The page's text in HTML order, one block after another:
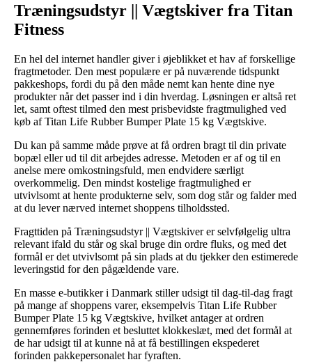
Træningsudstyr || Vægtskiver fra Titan
Fitness
En hel del internet handler giver i øjeblikket et hav af forskellige
fragtmetoder. Den mest populære er på nuværende tidspunkt
pakkeshops, fordi du på den måde nemt kan hente dine nye
produkter når det passer ind i din hverdag. Løsningen er altså ret
let, samt oftest tilmed den mest prisbevidste fragtmulighed ved
køb af Titan Life Rubber Bumper Plate 15 kg Vægtskive.
Du kan på samme måde prøve at få ordren bragt til din private
bopæl eller ud til dit arbejdes adresse. Metoden er af og til en
anelse mere omkostningsfuld, men endvidere særligt
overkommelig. Den mindst kostelige fragtmulighed er
utvivlsomt at hente produkterne selv, som dog står og falder med
at du lever nærved internet shoppens tilholdssted.
Fragttiden på Træningsudstyr || Vægtskiver er selvfølgelig ultra
relevant ifald du står og skal bruge din ordre fluks, og med det
formål er det utvivlsomt på sin plads at du tjekker den estimerede
leveringstid for den pågældende vare.
En masse e-butikker i Danmark stiller udsigt til dag-til-dag fragt
på mange af shoppens varer, eksempelvis Titan Life Rubber
Bumper Plate 15 kg Vægtskive, hvilket antager at ordren
gennemføres forinden et besluttet klokkeslæt, med det formål at
de har udsigt til at kunne nå at få bestillingen ekspederet
forinden pakkepersonalet har fyraften.